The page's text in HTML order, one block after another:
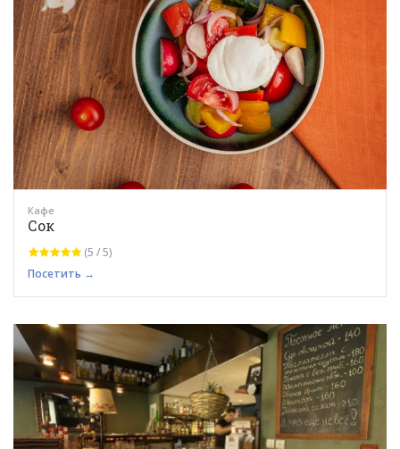
Кафе
Сок
(5 / 5)
Посетить →